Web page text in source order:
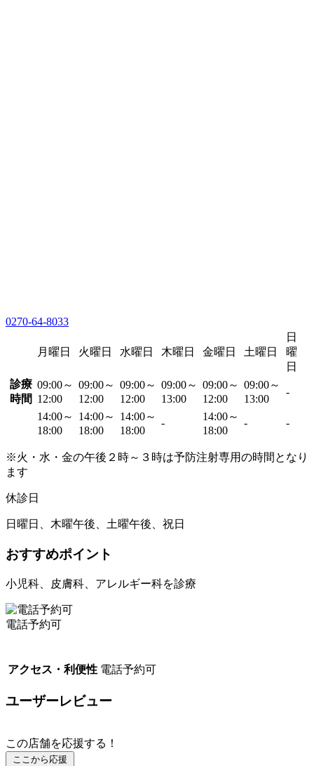
0270-64-8033
月曜日 火曜日 水曜日 木曜日 金曜日 土曜日
日
曜
日
診療
時間
09:00～
12:00
09:00～
12:00
09:00～
12:00
09:00～
13:00
09:00～
12:00
09:00～
13:00
-
14:00～
18:00
14:00～
18:00
14:00～
18:00
-
14:00～
18:00
- -
※火・水・金の午後２時～３時は予防注射専用の時間となり
ます
休診日
日曜日、木曜午後、土曜午後、祝日
おすすめポイント
小児科、皮膚科、アレルギー科を診療
電話予約可
アクセス・利便性 電話予約可
ユーザーレビュー
この店舗を応援する！
ここから応援